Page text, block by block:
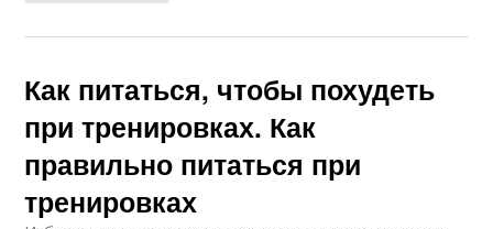
Как питаться, чтобы похудеть
при тренировках. Как
правильно питаться при
тренировках